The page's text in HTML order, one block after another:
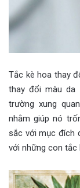
Tắc kè hoa thay
thay đổi màu da
trường xung
nhằm giúp nó
sắc với mục đích
với những con tắc